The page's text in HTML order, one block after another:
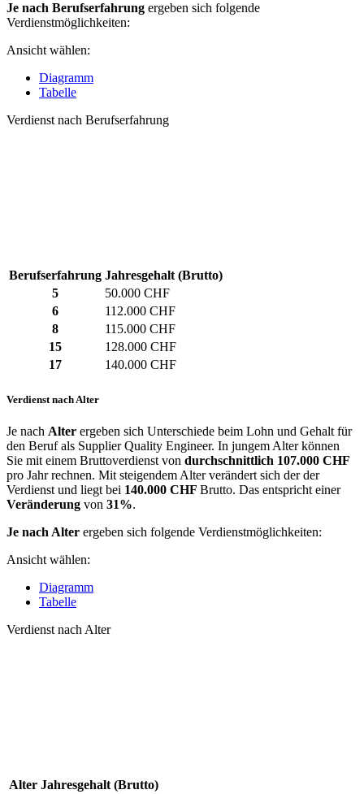
Je nach Berufserfahrung ergeben sich folgende
Verdienstmöglichkeiten:
Ansicht wählen:
Diagramm
Tabelle
Verdienst nach Berufserfahrung
Berufserfahrung Jahresgehalt (Brutto)
5
50.000 CHF
6
112.000 CHF
8
115.000 CHF
15
128.000 CHF
17
140.000 CHF
Verdienst nach Alter
Je nach Alter ergeben sich Unterschiede beim Lohn und Gehalt für
den Beruf als Supplier Quality Engineer. In jungem Alter können
Sie mit einem Bruttoverdienst von durchschnittlich 107.000 CHF
pro Jahr rechnen. Mit steigendem Alter verändert sich der der
Verdienst und liegt bei 140.000 CHF Brutto. Das entspricht einer
Veränderung von 31%.
Je nach Alter ergeben sich folgende Verdienstmöglichkeiten:
Ansicht wählen:
Diagramm
Tabelle
Verdienst nach Alter
Alter Jahresgehalt (Brutto)